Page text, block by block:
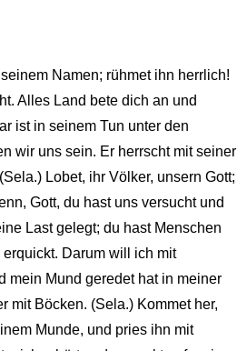
Namen; rühmet ihn herrlich!
Alles Land bete dich an und
ist in seinem Tun unter den
wir uns sein. Er herrscht mit seiner
Lobet, ihr Völker, unsern Gott;
Gott, du hast uns versucht und
Last gelegt; du hast Menschen
Darum will ich mit
mein Mund geredet hat in meiner
mit Böcken. (Sela.) Kommet her,
Munde, und pries ihn mit